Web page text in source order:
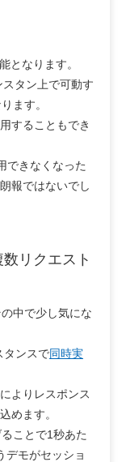
となります。
タン上で可動す
ます。
することもでき
できなくなった
報ではないでし
リクエスト
中で少し気にな
タンスで同時実
よりレスポンス
めます。
ことで1秒あた
デモがセッショ